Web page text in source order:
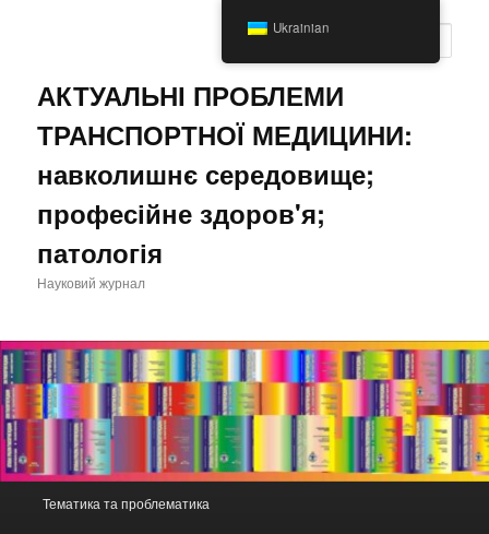
АКТУАЛЬНІ ПРОБЛЕМИ
ТРАНСПОРТНОЇ МЕДИЦИНИ:
навколишнє середовище;
професійне здоров'я;
патологія
Науковий журнал
Тематика та проблематика
Ukrainian